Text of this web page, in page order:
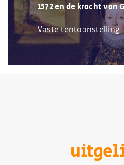
1572 en de kracht van
Vaste tentoonstelling